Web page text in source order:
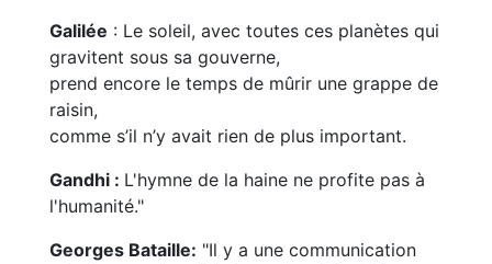
Galilée : Le soleil, avec toutes ces planètes qui
gravitent sous sa gouverne,
prend encore le temps de mûrir une grappe de
raisin,
comme s’il n’y avait rien de plus important.
Gandhi : L'hymne de la haine ne profite pas à
l'humanité."
Georges Bataille: "Il y a une communication